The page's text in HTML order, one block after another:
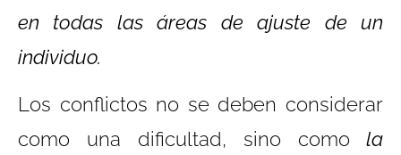
en todas las áreas de ajuste de un
individuo.
Los conflictos no se deben considerar
como una dificultad, sino como la